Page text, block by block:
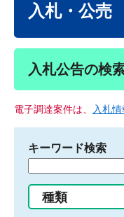
入札・公売
入札公告の検
電子調達案件は、 入札
キーワード検索
る
種類